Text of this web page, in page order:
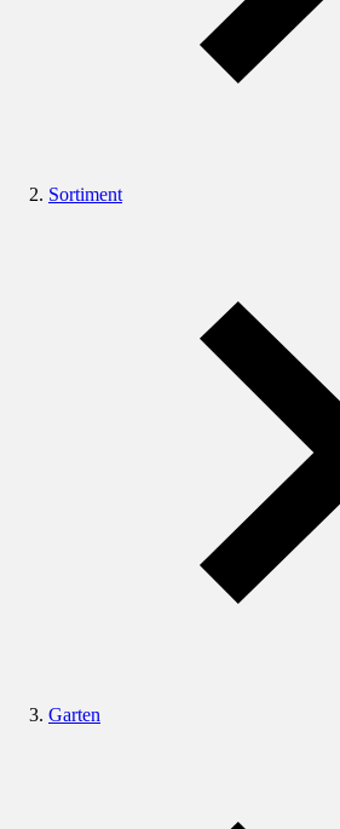
Sortiment
Garten